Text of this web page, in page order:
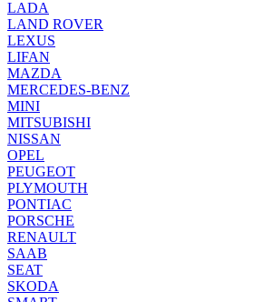
LADA
LAND ROVER
LEXUS
LIFAN
MAZDA
MERCEDES-BENZ
MINI
MITSUBISHI
NISSAN
OPEL
PEUGEOT
PLYMOUTH
PONTIAC
PORSCHE
RENAULT
SAAB
SEAT
SKODA